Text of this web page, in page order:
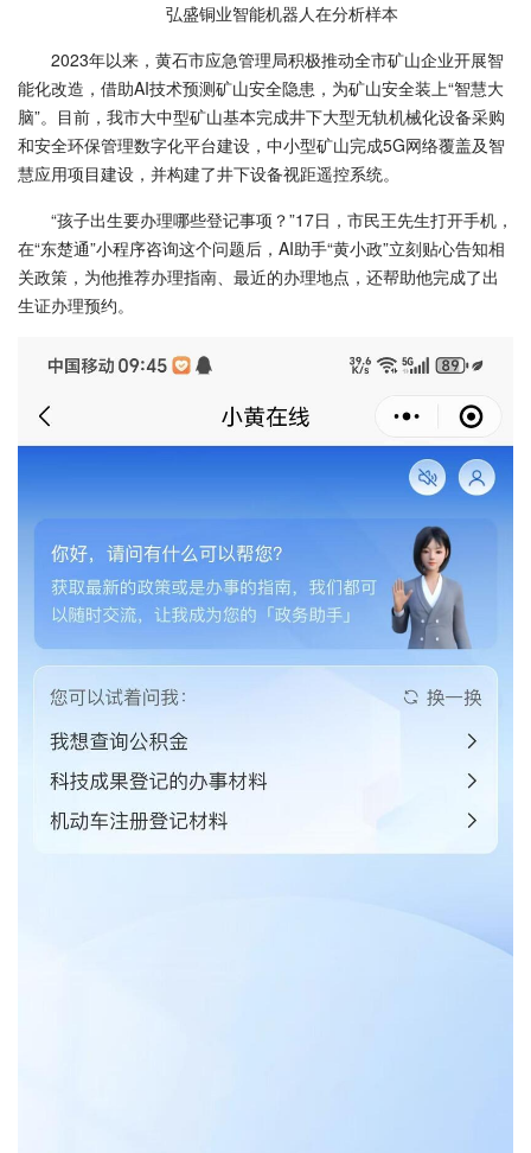
弘盛铜业智能机器人在分析样本
2023年以来，黄石市应急管理局积极推动全市矿山企业开展智
能化改造，借助AI技术预测矿山安全隐患，为矿山安全装上“智慧大
脑”。目前，我市大中型矿山基本完成井下大型无轨机械化设备采购
和安全环保管理数字化平台建设，中小型矿山完成5G网络覆盖及智
慧应用项目建设，并构建了井下设备视距遥控系统。
“孩子出生要办理哪些登记事项？”17日，市民王先生打开手机，
在“东楚通”小程序咨询这个问题后，AI助手“黄小政”立刻贴心告知相
关政策，为他推荐办理指南、最近的办理地点，还帮助他完成了出
生证办理预约。